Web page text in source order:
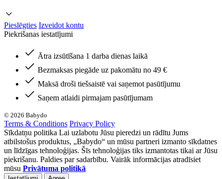
Pieslēgties Izveidot kontu
Piekrišanas iestatījumi
Ātra izsūtīšana 1 darba dienas laikā
Bezmaksas piegāde uz pakomātu no 49 €
Maksā droši tiešsaistē vai saņemot pasūtījumu
Saņem atlaidi pirmajam pasūtījumam
© 2026 Babydo
Terms & Conditions Privacy Policy
Sīkdatņu politika Lai uzlabotu Jūsu pieredzi un rādītu Jums
atbilstošus produktus, „Babydo“ un mūsu partneri izmanto sīkdatnes
un līdzīgas tehnoloģijas. Šīs tehnoloģijas tiks izmantotas tikai ar Jūsu
piekrišanu. Paldies par sadarbību. Vairāk informācijas atradīsiet
mūsu Privātuma politikā